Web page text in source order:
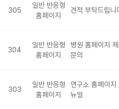
305
일반 반응형
홈페이지
견적 부탁드립니
304
일반 반응형
홈페이지
병원 홈페이지
문의
303
일반 반응형
홈페이지
연구소 홈페이지
뉴얼